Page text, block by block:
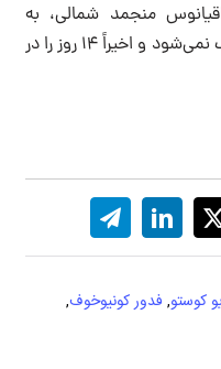
منجمد شمالی، به
اورست صعود کرد. کونیوخوف متوقف نمی‌شود و اخیراً ۱۴ روز را در
کوستو, فدور کونیوخوف,